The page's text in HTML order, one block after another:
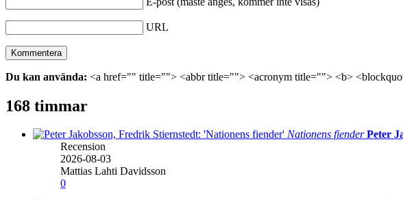
URL
Du kan använda: <a href="" title=""> <abbr title=""> <acronym title=""> <b>
168 timmar
Nationens fiender Peter
Recension
2026-08-03
Mattias Lahti Davidsson
0